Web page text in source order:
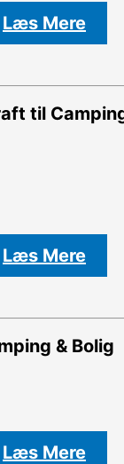
Læs Mere
til
Læs Mere
& Bolig
Læs Mere